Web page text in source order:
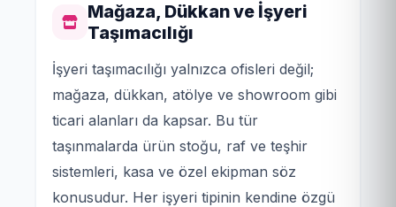
Mağaza, Dükkan ve İşyeri
Taşımacılığı
İşyeri taşımacılığı yalnızca ofisleri değil;
mağaza, dükkan, atölye ve showroom gibi
ticari alanları da kapsar. Bu tür
taşınmalarda ürün stoğu, raf ve teşhir
sistemleri, kasa ve özel ekipman söz
konusudur. Her işyeri tipinin kendine özgü